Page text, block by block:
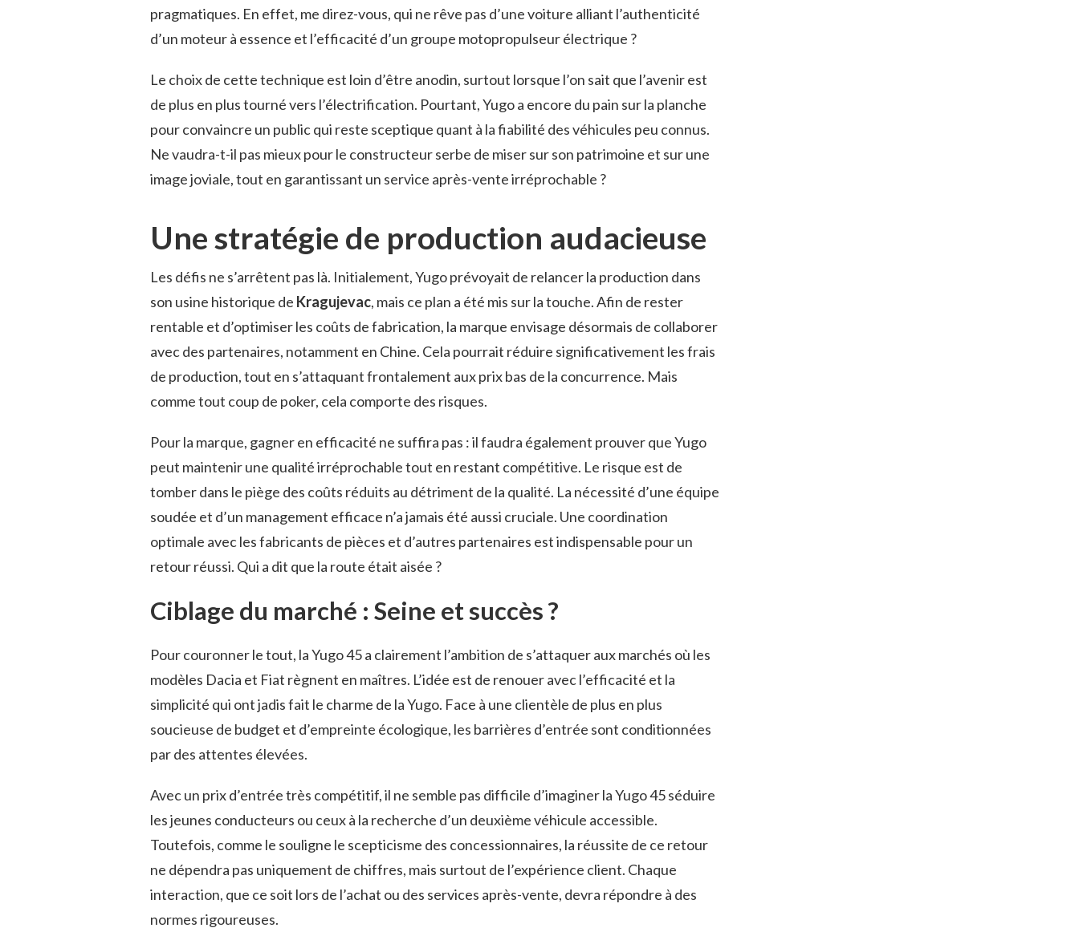
pragmatiques. En effet, me direz-vous, qui ne rêve pas d’une voiture alliant l’authenticité
d’un moteur à essence et l’efficacité d’un groupe motopropulseur électrique ?
Le choix de cette technique est loin d’être anodin, surtout lorsque l’on sait que l’avenir est
de plus en plus tourné vers l’électrification. Pourtant, Yugo a encore du pain sur la planche
pour convaincre un public qui reste sceptique quant à la fiabilité des véhicules peu connus.
Ne vaudra-t-il pas mieux pour le constructeur serbe de miser sur son patrimoine et sur une
image joviale, tout en garantissant un service après-vente irréprochable ?
Une stratégie de production audacieuse
Les défis ne s’arrêtent pas là. Initialement, Yugo prévoyait de relancer la production dans
son usine historique de Kragujevac, mais ce plan a été mis sur la touche. Afin de rester
rentable et d’optimiser les coûts de fabrication, la marque envisage désormais de collaborer
avec des partenaires, notamment en Chine. Cela pourrait réduire significativement les frais
de production, tout en s’attaquant frontalement aux prix bas de la concurrence. Mais
comme tout coup de poker, cela comporte des risques.
Pour la marque, gagner en efficacité ne suffira pas : il faudra également prouver que Yugo
peut maintenir une qualité irréprochable tout en restant compétitive. Le risque est de
tomber dans le piège des coûts réduits au détriment de la qualité. La nécessité d’une équipe
soudée et d’un management efficace n’a jamais été aussi cruciale. Une coordination
optimale avec les fabricants de pièces et d’autres partenaires est indispensable pour un
retour réussi. Qui a dit que la route était aisée ?
Ciblage du marché : Seine et succès ?
Pour couronner le tout, la Yugo 45 a clairement l’ambition de s’attaquer aux marchés où les
modèles Dacia et Fiat règnent en maîtres. L’idée est de renouer avec l’efficacité et la
simplicité qui ont jadis fait le charme de la Yugo. Face à une clientèle de plus en plus
soucieuse de budget et d’empreinte écologique, les barrières d’entrée sont conditionnées
par des attentes élevées.
Avec un prix d’entrée très compétitif, il ne semble pas difficile d’imaginer la Yugo 45 séduire
les jeunes conducteurs ou ceux à la recherche d’un deuxième véhicule accessible.
Toutefois, comme le souligne le scepticisme des concessionnaires, la réussite de ce retour
ne dépendra pas uniquement de chiffres, mais surtout de l’expérience client. Chaque
interaction, que ce soit lors de l’achat ou des services après-vente, devra répondre à des
normes rigoureuses.